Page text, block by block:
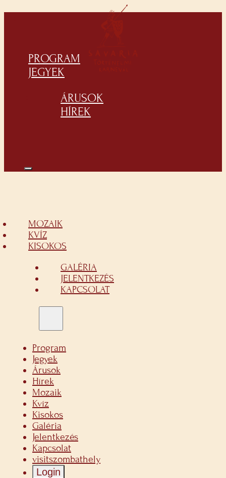
PROGRAM
JEGYEK
ÁRUSOK
HÍREK
MOZAIK
KVÍZ
KISOKOS
GALÉRIA
JELENTKEZÉS
KAPCSOLAT
Program
Jegyek
Árusok
Hírek
Mozaik
Kvíz
Kisokos
Galéria
Jelentkezés
Kapcsolat
visitszombathely
Login